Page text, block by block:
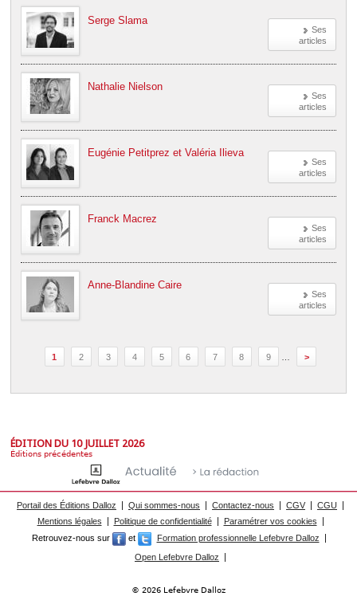
Ses
articles
Serge Slama
Ses
articles
Nathalie Nielson
Ses
articles
Eugénie Petitprez et Valéria Ilieva
Ses
articles
Franck Macrez
Ses
articles
Anne-Blandine Caire
1 2 3 4 5 6 7 8 9 >
ÉDITION DU 10 JUILLET 2026
Éditions précédentes
Portail des Éditions Dalloz Qui sommes-nous Contactez-nous CGV
CGU
Mentions légales
Politique de confidentialité
Paramétrer vos cookies
Retrouvez-nous sur
et
Formation professionnelle Lefebvre Dalloz
Open Lefebvre Dalloz
© 2026 Lefebvre Dalloz